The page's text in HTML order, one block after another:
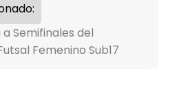
Semifinales del
Femenino Sub17